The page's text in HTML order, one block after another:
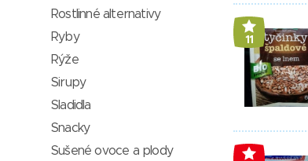
11
Rostlinné alternativy
Ryby
Rýže
Sirupy
Sladidla
Snacky
Sušené ovoce a plody